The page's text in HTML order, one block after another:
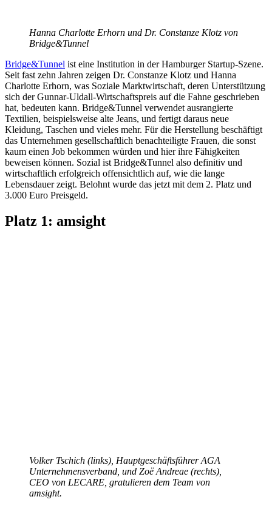
Hanna Charlotte Erhorn und Dr. Constanze Klotz von
Bridge&Tunnel
Bridge&Tunnel ist eine Institution in der Hamburger Startup-Szene.
Seit fast zehn Jahren zeigen Dr. Constanze Klotz und Hanna
Charlotte Erhorn, was Soziale Marktwirtschaft, deren Unterstützung
sich der Gunnar-Uldall-Wirtschaftspreis auf die Fahne geschrieben
hat, bedeuten kann. Bridge&Tunnel verwendet ausrangierte
Textilien, beispielsweise alte Jeans, und fertigt daraus neue
Kleidung, Taschen und vieles mehr. Für die Herstellung beschäftigt
das Unternehmen gesellschaftlich benachteiligte Frauen, die sonst
kaum einen Job bekommen würden und hier ihre Fähigkeiten
beweisen können. Sozial ist Bridge&Tunnel also definitiv und
wirtschaftlich erfolgreich offensichtlich auf, wie die lange
Lebensdauer zeigt. Belohnt wurde das jetzt mit dem 2. Platz und
3.000 Euro Preisgeld.
Platz 1: amsight
Volker Tschich (links), Hauptgeschäftsführer AGA
Unternehmensverband, und Zoë Andreae (rechts),
CEO von LECARE, gratulieren dem Team von
amsight.